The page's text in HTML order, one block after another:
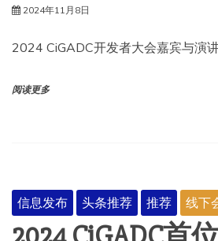
2024年11月8日
2024 CiGADC开发者大会嘉宾与演
阅读更多
信息发布 头条推荐 推荐 线下